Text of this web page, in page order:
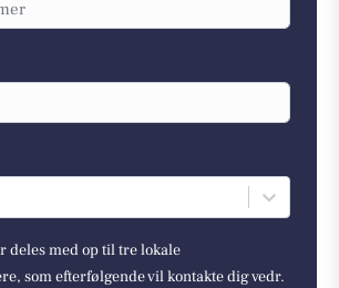
deles med op til tre lokale
som efterfølgende vil kontakte dig vedr.